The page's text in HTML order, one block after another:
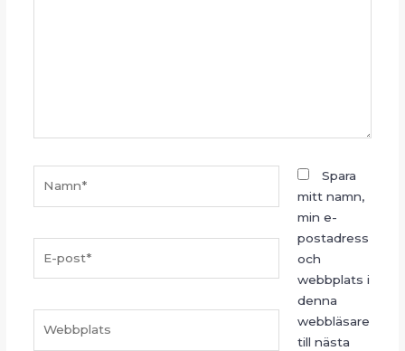
post*
Spara
mitt namn,
min e-
postadress
och
webbplats i
denna
webbläsare
till nästa